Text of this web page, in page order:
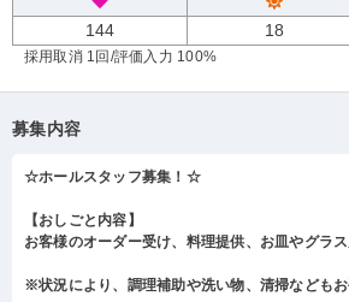
144 18
採用取消 1回 /評価入力 100%
募集内容
☆ホールスタッフ募集！☆
【おしごと内容】
お客様のオーダー受け、料理提供、お皿やグラ
※状況により、調理補助や洗い物、清掃なども